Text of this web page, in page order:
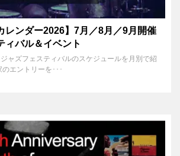
レンダー2026】7月／8月／9月開催
ィバル＆イベント
ャズフェスティバルのスケジュールを月別で紹
エントリーを･･･